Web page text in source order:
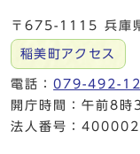
〒675-1115 兵庫
稲美町アクセス
電話：079-492-
開庁時間：午前8
法人番号：